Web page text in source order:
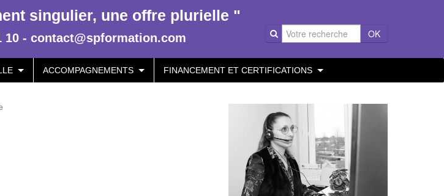
OK
singulier, une offre plurielle "
10 - contact@spformation.com
ACCOMPAGNEMENTS FINANCEMENT ET CERTIFICATIONS